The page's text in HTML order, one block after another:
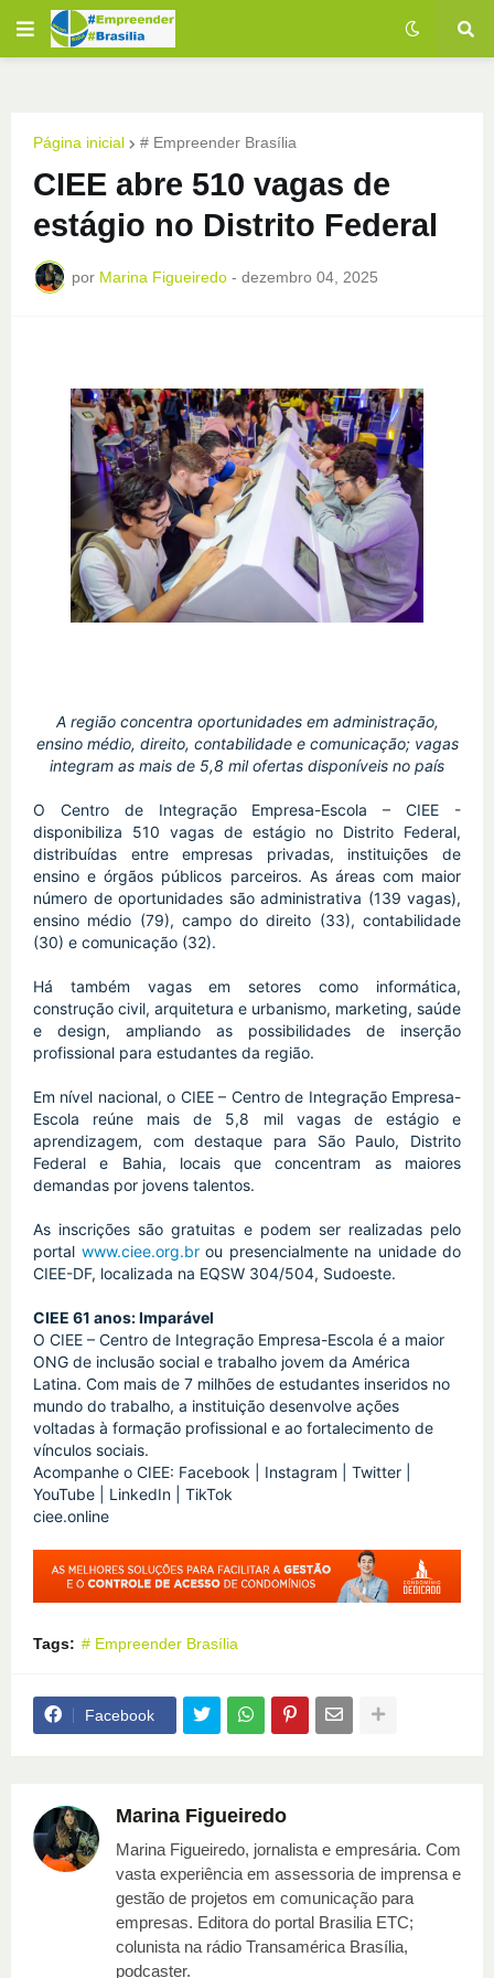
Página inicial # Empreender Brasília
CIEE abre 510 vagas de
estágio no Distrito Federal
por Marina Figueiredo - dezembro 04, 2025
A região concentra oportunidades em administração,
ensino médio, direito, contabilidade e comunicação; vagas
integram as mais de 5,8 mil ofertas disponíveis no país
O Centro de Integração Empresa-Escola – CIEE -
disponibiliza 510 vagas de estágio no Distrito Federal,
distribuídas entre empresas privadas, instituições de
ensino e órgãos públicos parceiros. As áreas com maior
número de oportunidades são administrativa (139 vagas),
ensino médio (79), campo do direito (33), contabilidade
(30) e comunicação (32).
Há também vagas em setores como informática,
construção civil, arquitetura e urbanismo, marketing, saúde
e design, ampliando as possibilidades de inserção
profissional para estudantes da região.
Em nível nacional, o CIEE – Centro de Integração Empresa-
Escola reúne mais de 5,8 mil vagas de estágio e
aprendizagem, com destaque para São Paulo, Distrito
Federal e Bahia, locais que concentram as maiores
demandas por jovens talentos.
As inscrições são gratuitas e podem ser realizadas pelo
portal www.ciee.org.brou presencialmente na unidade do
CIEE-DF, localizada na EQSW 304/504, Sudoeste.
CIEE 61 anos: Imparável
O CIEE – Centro de Integração Empresa-Escola é a maior
ONG de inclusão social e trabalho jovem da América
Latina. Com mais de 7 milhões de estudantes inseridos no
mundo do trabalho, a instituição desenvolve ações
voltadas à formação profissional e ao fortalecimento de
vínculos sociais.
Acompanhe o CIEE: Facebook | Instagram | Twitter |
YouTube | LinkedIn | TikTok
ciee.online
Tags: # Empreender Brasília
Facebook
Marina Figueiredo
Marina Figueiredo, jornalista e empresária. Com
vasta experiência em assessoria de imprensa e
gestão de projetos em comunicação para
empresas. Editora do portal Brasilia ETC;
colunista na rádio Transamérica Brasília,
podcaster.